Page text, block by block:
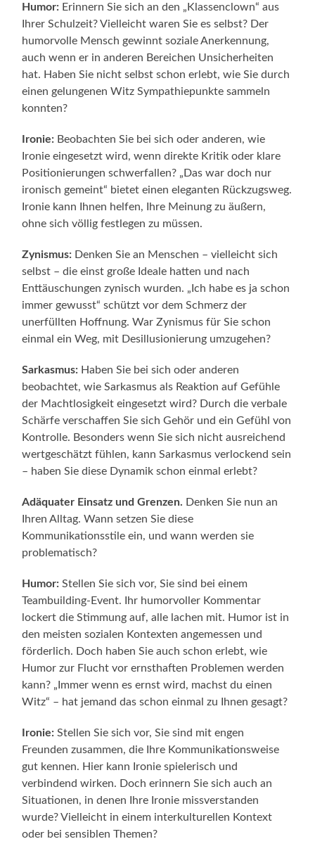
Humor: Erinnern Sie sich an den „Klassenclown“ aus
Ihrer Schulzeit? Vielleicht waren Sie es selbst? Der
humorvolle Mensch gewinnt soziale Anerkennung,
auch wenn er in anderen Bereichen Unsicherheiten
hat. Haben Sie nicht selbst schon erlebt, wie Sie durch
einen gelungenen Witz Sympathiepunkte sammeln
konnten?
Ironie: Beobachten Sie bei sich oder anderen, wie
Ironie eingesetzt wird, wenn direkte Kritik oder klare
Positionierungen schwerfallen? „Das war doch nur
ironisch gemeint“ bietet einen eleganten Rückzugsweg.
Ironie kann Ihnen helfen, Ihre Meinung zu äußern,
ohne sich völlig festlegen zu müssen.
Zynismus: Denken Sie an Menschen – vielleicht sich
selbst – die einst große Ideale hatten und nach
Enttäuschungen zynisch wurden. „Ich habe es ja schon
immer gewusst“ schützt vor dem Schmerz der
unerfüllten Hoffnung. War Zynismus für Sie schon
einmal ein Weg, mit Desillusionierung umzugehen?
Sarkasmus: Haben Sie bei sich oder anderen
beobachtet, wie Sarkasmus als Reaktion auf Gefühle
der Machtlosigkeit eingesetzt wird? Durch die verbale
Schärfe verschaffen Sie sich Gehör und ein Gefühl von
Kontrolle. Besonders wenn Sie sich nicht ausreichend
wertgeschätzt fühlen, kann Sarkasmus verlockend sein
– haben Sie diese Dynamik schon einmal erlebt?
Adäquater Einsatz und Grenzen. Denken Sie nun an
Ihren Alltag. Wann setzen Sie diese
Kommunikationsstile ein, und wann werden sie
problematisch?
Humor: Stellen Sie sich vor, Sie sind bei einem
Teambuilding-Event. Ihr humorvoller Kommentar
lockert die Stimmung auf, alle lachen mit. Humor ist in
den meisten sozialen Kontexten angemessen und
förderlich. Doch haben Sie auch schon erlebt, wie
Humor zur Flucht vor ernsthaften Problemen werden
kann? „Immer wenn es ernst wird, machst du einen
Witz“ – hat jemand das schon einmal zu Ihnen gesagt?
Ironie: Stellen Sie sich vor, Sie sind mit engen
Freunden zusammen, die Ihre Kommunikationsweise
gut kennen. Hier kann Ironie spielerisch und
verbindend wirken. Doch erinnern Sie sich auch an
Situationen, in denen Ihre Ironie missverstanden
wurde? Vielleicht in einem interkulturellen Kontext
oder bei sensiblen Themen?